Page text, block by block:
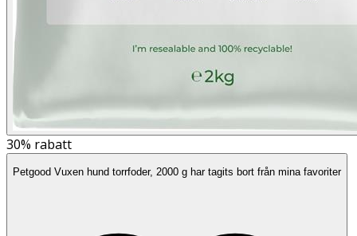
30% rabatt
Petgood Vuxen hund torrfoder, 2000 g har tagits bort från mina favoriter